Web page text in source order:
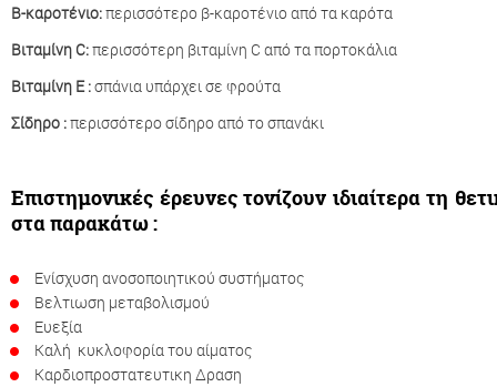
Β-καροτένιο:περισσότερο β-καροτένιο από τα καρότα
Βιταμίνη C:περισσότερη βιταμίνη C από τα πορτοκάλια
Βιταμίνη Ε :σπάνια υπάρχει σε φρούτα
Σίδηρο :περισσότερο σίδηρο από το σπανάκι
Επιστημονικές έρευνες τονίζουν ιδιαίτερα τη
στα παρακάτω :
Ενίσχυση ανοσοποιητικού συστήματος
Βελτιωση μεταβολισμού
Ευεξία
Καλή κυκλοφορία του αίματος
Καρδιοπροστατευτικη Δραση